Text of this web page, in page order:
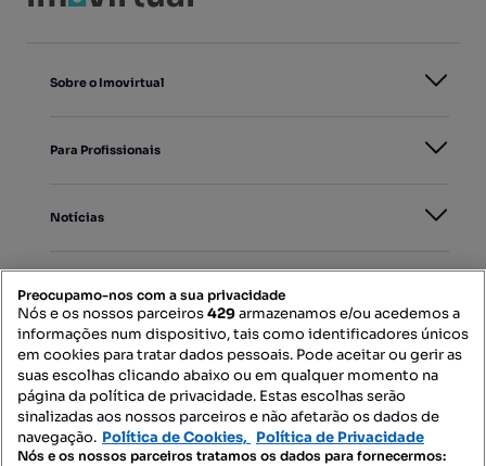
Sobre o Imovirtual
Para Profissionais
Notícias
Mapa do Site
Contacte-nos
Preocupamo-nos com a sua privacidade
Nós e os nossos parceiros429armazenamos e/ou acedemos a
informações num dispositivo, tais como identificadores únicos
em cookies para tratar dados pessoais. Pode aceitar ou gerir as
suas escolhas clicando abaixo ou em qualquer momento na
página da política de privacidade. Estas escolhas serão
sinalizadas aos nossos parceiros e não afetarão os dados de
navegação. Política de Cookies, Política de Privacidade
Nós e os nossos parceiros tratamos os dados para fornecermos: